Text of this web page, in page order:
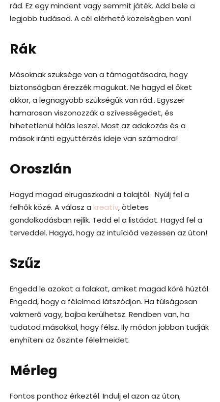
rád. Ez egy mindent vagy semmit játék. Add bele a
legjobb tudásod. A cél elérhető közelségben van!
Rák
Másoknak szüksége van a támogatásodra, hogy
biztonságban érezzék magukat. Ne hagyd el őket
akkor, a legnagyobb szükségük van rád.. Egyszer
hamarosan viszonozzák a szívességedet, és
hihetetlenül hálás leszel. Most az adakozás és a
mások iránti együttérzés ideje van számodra!
Oroszlán
Hagyd magad elrugaszkodni a talajtól. Nyúlj fel a
felhők közé. A válasz a kreatív, ötletes
gondolkodásban rejlik. Tedd el a listádat. Hagyd fel a
terveddel. Hagyd, hogy az intuíciód vezessen az úton!
Szűz
Engedd le azokat a falakat, amiket magad köré húztál.
Engedd, hogy a félelmed látszódjon. Ha túlságosan
vakmerő vagy, bajba kerülhetsz. Rendben van, ha
tudatod másokkal, hogy félsz. Ily módon jobban tudják
enyhíteni az őszinte félelmeidet.
Mérleg
Fontos ponthoz érkeztél. Indulj el azon az úton,